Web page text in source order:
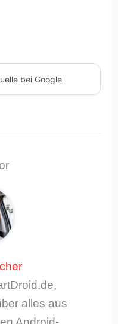
bei Google
alles aus